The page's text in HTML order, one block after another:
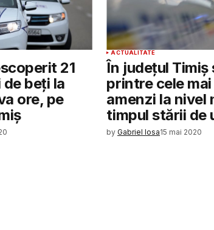
21
beți la
ore, pe
ACTUALITATE
În județul
printre cele
amenzi la nivel
timpul stării de
by Gabriel Iosa15 mai 2020